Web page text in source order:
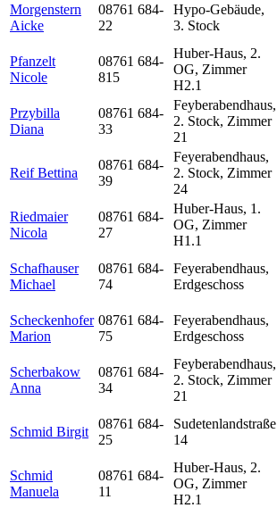
Morgenstern
Aicke
08761 684-
22
Hypo-Gebäude,
3. Stock
Pfanzelt
Nicole
08761 684-
815
Huber-Haus, 2.
OG, Zimmer
H2.1
Przybilla
Diana
08761 684-
33
Feyberabendhaus,
2. Stock, Zimmer
21
Reif Bettina
08761 684-
39
Feyerabendhaus,
2. Stock, Zimmer
24
Riedmaier
Nicola
08761 684-
27
Huber-Haus, 1.
OG, Zimmer
H1.1
Schafhauser
Michael
08761 684-
74
Feyerabendhaus,
Erdgeschoss
Scheckenhofer
Marion
08761 684-
75
Feyerabendhaus,
Erdgeschoss
Scherbakow
Anna
08761 684-
34
Feyberabendhaus,
2. Stock, Zimmer
21
Schmid Birgit
08761 684-
25
Sudetenlandstraße
14
Schmid
Manuela
08761 684-
11
Huber-Haus, 2.
OG, Zimmer
H2.1